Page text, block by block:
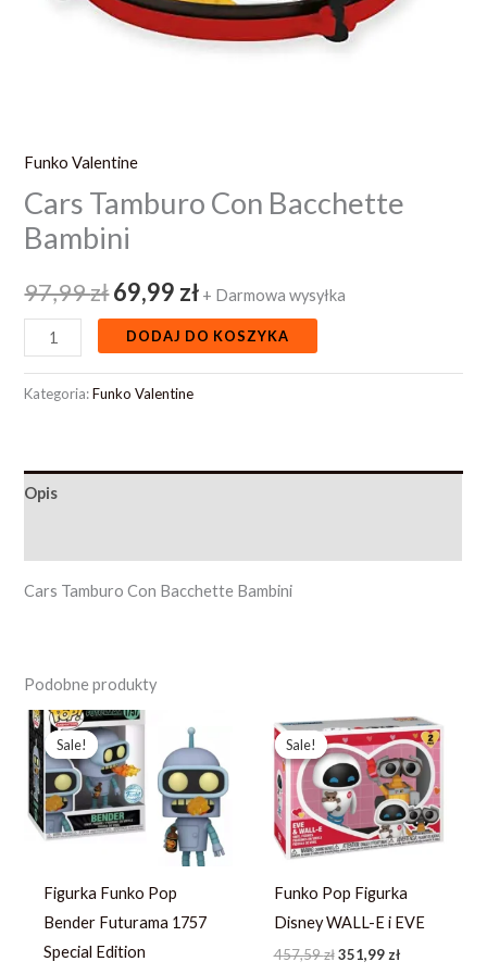
Funko Valentine
Cars Tamburo Con Bacchette
Bambini
97,99zł69,99 zł + Darmowa wysyłka
DODAJ DO KOSZYKA
Kategoria:Funko Valentine
Opis
Cars Tamburo Con Bacchette Bambini
Podobne produkty
Sale!
Sale!
Figurka Funko Pop
Bender Futurama 1757
Special Edition
Pierwotna
cena
wynosiła:
253,49 zł.
cena
wynosi:
194,99 zł.
Sale!
Sale!
Funko Pop Figurka
Disney WALL-E i EVE
457,59zł
Pierwotna
cena
wynosiła:
457,59 zł.
351,99 zł
Aktualna
cena
wynosi:
351,99 zł.